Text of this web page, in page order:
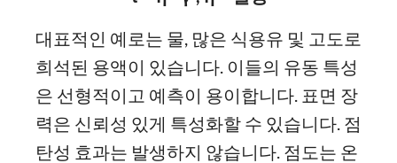
대표적인 예로는 물, 많은 식용유 및 고도로
희석된 용액이 있습니다. 이들의 유동 특성
은 선형적이고 예측이 용이합니다. 표면 장
력은 신뢰성 있게 특성화할 수 있습니다. 점
탄성 효과는 발생하지 않습니다. 점도는 온